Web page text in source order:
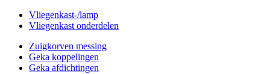
Vliegenkast-/lamp
Vliegenkast onderdelen
Zuigkorven messing
Geka koppelingen
Geka afdichtingen